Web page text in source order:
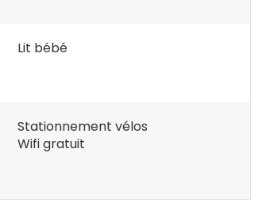
Lit bébé
Stationnement vélos
Wifi gratuit